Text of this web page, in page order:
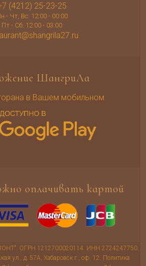
(4212) 25-23-25
- Чт, Вс: 12:00 - 00:00
Пт - Сб: 12:00 - 03:00
ШангриЛа
в Вашем мобильном
оплачивать картой
ОГРН 1212700020114. ИНН 2724247750.
ул., д. 57А, Хабаровск г., оф. 12. Политика